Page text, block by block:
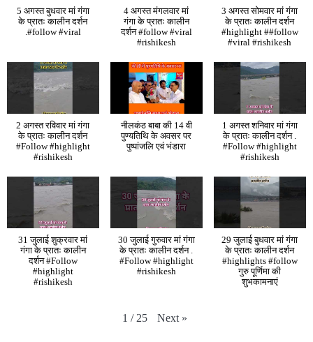
5 अगस्त बुधवार मां गंगा
के प्रातः कालीन दर्शन
.#follow #viral
4 अगस्त मंगलवार मां
गंगा के प्रातः कालीन
दर्शन #follow #viral
#rishikesh
3 अगस्त सोमवार मां गंगा
के प्रातः कालीन दर्शन
#highlight ##follow
#viral #rishikesh
2 अगस्त रविवार मां गंगा
के प्रातः कालीन दर्शन
#Follow #highlight
#rishikesh
नीलकंठ बाबा की 14 वी
पुण्यतिथि के अवसर पर
पुष्पांजलि एवं भंडारा
1 अगस्त शनिवार मां गंगा
के प्रातः कालीन दर्शन .
#Follow #highlight
#rishikesh
31 जुलाई शुक्रवार मां
गंगा के प्रातः कालीन
दर्शन #Follow
#highlight
#rishikesh
30 जुलाई गुरुवार मां गंगा
के प्रातः कालीन दर्शन .
#Follow #highlight
#rishikesh
29 जुलाई बुधवार मां गंगा
के प्रातः कालीन दर्शन
#highlights #follow
गुरु पूर्णिमा की
शुभकामनाएं
1 / 25 Next »